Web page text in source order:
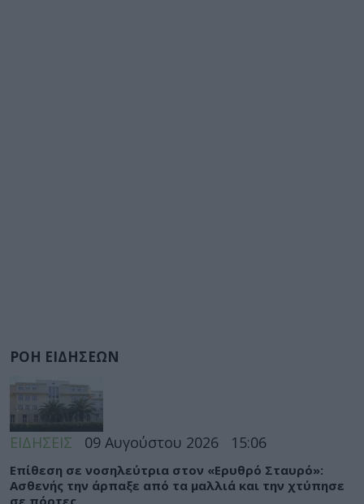
ΡΟΗ ΕΙΔΗΣΕΩΝ
ΕΙΔΗΣΕΙΣ 09 Αυγούστου 2026 15:06
Eπίθεση σε νοσηλεύτρια στον «Ερυθρό Σταυρό»:
Ασθενής την άρπαξε από τα μαλλιά και την χτύπησε
σε πόρτες